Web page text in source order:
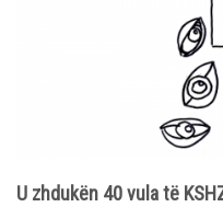
U zhdukën 40 vula të